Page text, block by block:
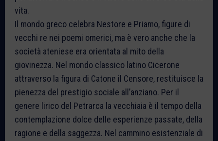
vita.
Il mondo greco celebra Nestore e Priamo, figure di
vecchi re nei poemi omerici, ma è vero anche che la
società ateniese era orientata al mito della
giovinezza. Nel mondo classico latino Cicerone
attraverso la figura di Catone il Censore, restituisce la
pienezza del prestigio sociale all’anziano. Per il
genere lirico del Petrarca la vecchiaia è il tempo della
contemplazione dolce delle esperienze passate, della
ragione e della saggezza. Nel cammino esistenziale di